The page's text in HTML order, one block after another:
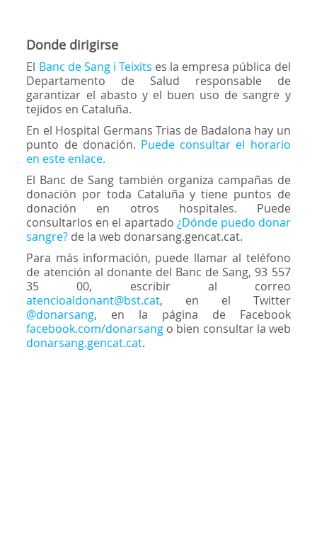
Donde dirigirse
El Banc de Sang i Teixits es la empresa pública del
Departamento de Salud responsable de
garantizar el abasto y el buen uso de sangre y
tejidos en Cataluña.
En el Hospital Germans Trias de Badalona hay un
punto de donación. Puede consultar el horario
en este enlace.
El Banc de Sang también organiza campañas de
donación por toda Cataluña y tiene puntos de
donación en otros hospitales. Puede
consultarlos en el apartado ¿Dónde puedo donar
sangre? de la web donarsang.gencat.cat.
Para más información, puede llamar al teléfono
de atención al donante del Banc de Sang, 93 557
35 00, escribir al correo
atencioaldonant@bst.cat, en el Twitter
@donarsang, en la página de Facebook
facebook.com/donarsang o bien consultar la web
donarsang.gencat.cat.